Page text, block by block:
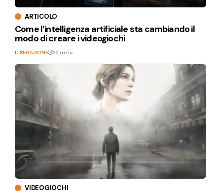
ARTICOLO
Come l’intelligenza artificiale sta cambiando il
modo di creare i videogiochi
DiREDAZIONE 22 ore fa
VIDEOGIOCHI